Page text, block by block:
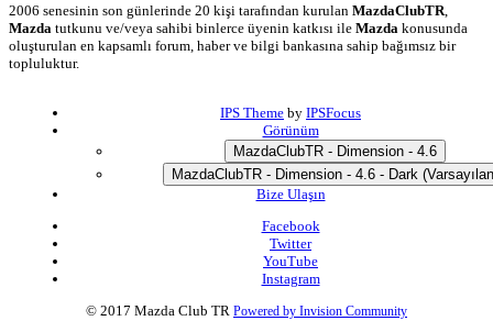
2006 senesinin son günlerinde 20 kişi tarafından kurulan MazdaClubTR
Mazda tutkunu ve/veya sahibi binlerce üyenin katkısı ile Mazda konusunda
oluşturulan en kapsamlı forum, haber ve bilgi bankasına sahip bağımsız bir
topluluktur.
IPS Theme by IPSFocus
Görünüm
MazdaClubTR - Dimension - 4.6
MazdaClubTR - Dimension - 4.6 - Dark
Bize Ulaşın
Facebook
Twitter
YouTube
Instagram
© 2017 Mazda Club TR Powered by Invision Community